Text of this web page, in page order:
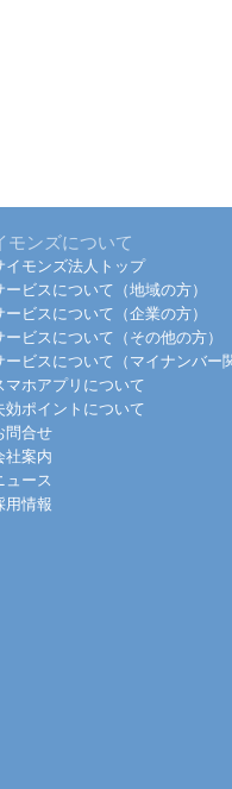
モンズについて
イモンズ法人トップ
ービスについて（地域の方）
ービスについて（企業の方）
ービスについて（その他の方）
ービスについて（マイナンバー
マホアプリについて
効ポイントについて
問合せ
社案内
ュース
用情報